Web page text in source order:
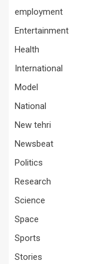
employment
Entertainment
Health
International
Model
National
New tehri
Newsbeat
Politics
Research
Science
Space
Sports
Stories